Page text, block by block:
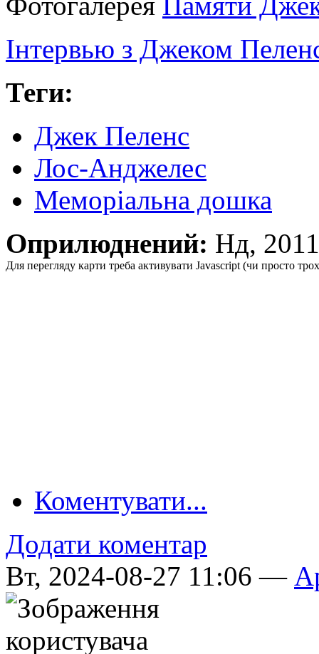
Інтервью з Джеком
Теги:
Джек Пеленс
Лос-Анджелес
Меморіальна дошка
Оприлюднений: Нд,
Для перегляду карти треба активувати Javascript (чи просто
Коментувати...
Додати коментар
Вт, 2024-08-27 11:06 —